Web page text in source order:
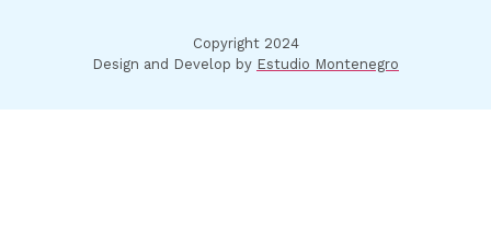
Copyright 2024
Design and Develop by Estudio Montenegro